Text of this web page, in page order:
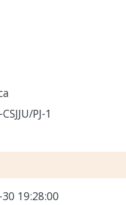
PJ-1
19:28:00